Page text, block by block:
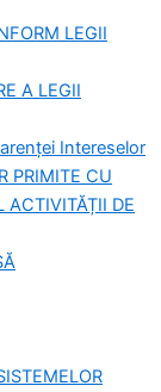
LEGII
A LEGII
Intereselor
PRIMITE CU
ACTIVITĂȚII DE